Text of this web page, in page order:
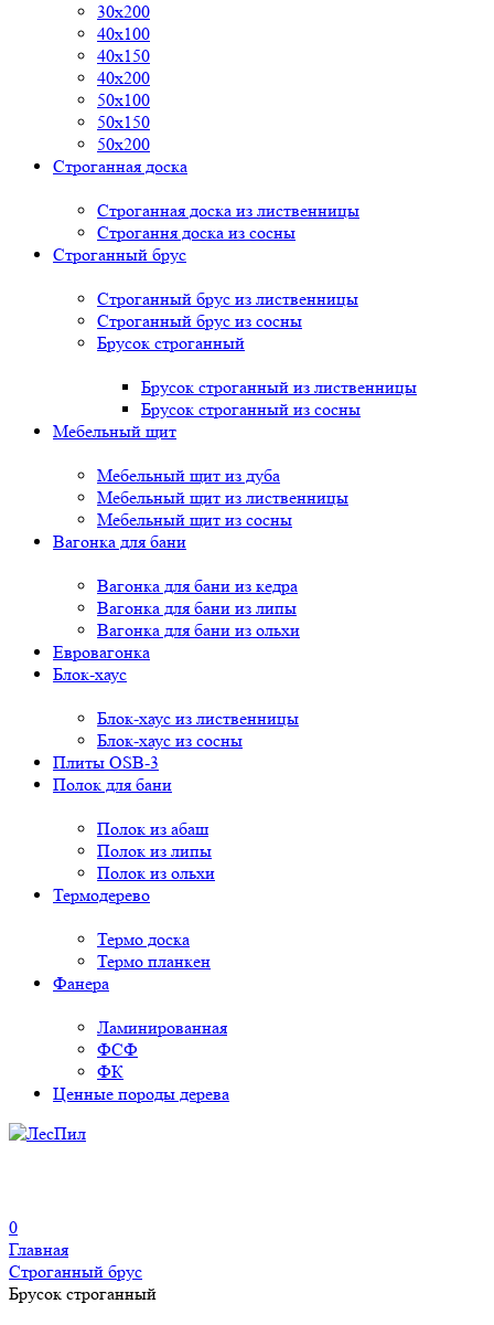
30x200
40x100
40x150
40x200
50x100
50x150
50x200
Строганная доска
Строганная доска из лиственницы
Строгання доска из сосны
Строганный брус
Строганный брус из лиственницы
Строганный брус из сосны
Брусок строганный
Брусок строганный из лиственницы
Брусок строганный из сосны
Мебельный щит
Мебельный щит из дуба
Мебельный щит из лиственницы
Мебельный щит из сосны
Вагонка для бани
Вагонка для бани из кедра
Вагонка для бани из липы
Вагонка для бани из ольхи
Евровагонка
Блок-хаус
Блок-хаус из лиственницы
Блок-хаус из сосны
Плиты OSB-3
Полок для бани
Полок из абаш
Полок из липы
Полок из ольхи
Термодерево
Термо доска
Термо планкен
Фанера
Ламинированная
ФСФ
ФК
Ценные породы дерева
0
Главная
Строганный брус
Брусок строганный